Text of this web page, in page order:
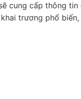
cung cấp thông tin
trương phổ